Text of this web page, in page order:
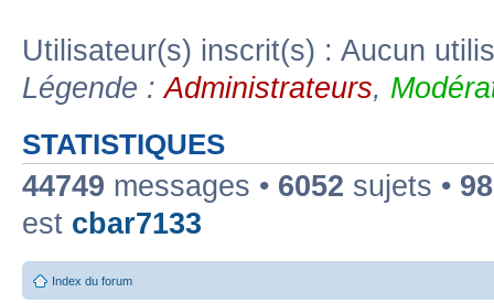
Utilisateur(s) inscrit(s) : Aucun
Légende :Administrateurs,
STATISTIQUES
44749 messages • 6052 sujets •
est cbar7133
Index du forum